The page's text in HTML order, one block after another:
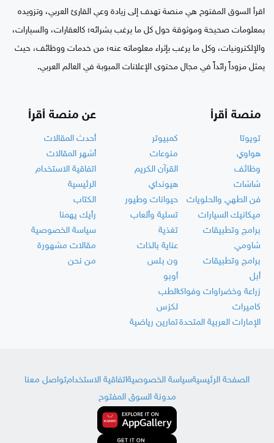
اقرأ السوق المفتوح هي منصة تهدف إلى زيادة وعي القارئ العربي، وتزويده
بمعلومات صحيحة وموثوقة حول كل ما يرغب بشرائه؛ كالعقارات، والسيارات،
والإلكترونيات، وكل ما يرغب بإثراء معلوماته عنه؛ من خدمات ووظائف، حيث
يمثل مزوداً رائداً في مجال محتوى الإعلانات المبوبة في العالم العربي.
منصة أقرأ
تويوتا
كمبيوتر
هواوي
منوعات
وظائف
القرآن الكريم
شاشات
هيونداي
فن الطهي والحلويات
حيوانات وطيور
ميكانيك السيارات
تسلية وألعاب
برامج وتطبيقات
تغذية
شاومي
عناية بالذات
برامج وتطبيقات
ون بلس
أبل
أوبو
زراعة وخضراوات وفواكهالطب
كاميرات
لكزس
الإمارات العربية المتحدةتمارين رياضية
عن منصة أقرأ
أحدث المقالات
أشهر المقالات
اتفاقية الاستخدام
الرئيسية
الكتاب
رأيك يهمنا
سياسة الخصوصية
مقالات مشهورة
من نحن
الصفحة الرئيسيةسياسة الخصوصيةاتفاقية الاستخدامتواصل معنا
مدونة السوق المفتوح